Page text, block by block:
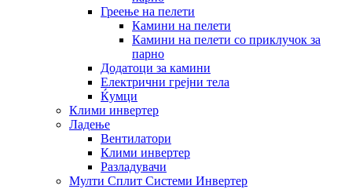
Греење на пелети
Камини на пелети
Камини на пелети со приклучок за
парно
Додатоци за камини
Електрични грејни тела
Ќумци
Клими инвертер
Ладење
Вентилатори
Клими инвертер
Разладувачи
Мулти Сплит Системи Инвертер